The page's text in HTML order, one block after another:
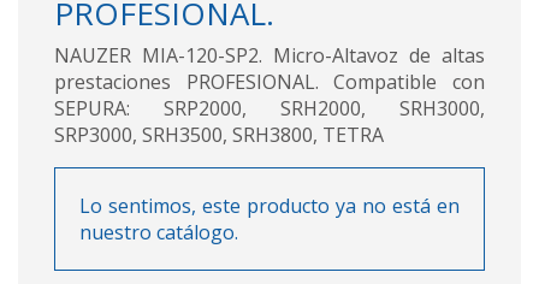
PROFESIONAL.
NAUZER MIA-120-SP2. Micro-Altavoz de altas
prestaciones PROFESIONAL. Compatible con
SEPURA: SRP2000, SRH2000, SRH3000,
SRP3000, SRH3500, SRH3800, TETRA
Lo sentimos, este producto ya no está en
nuestro catálogo.